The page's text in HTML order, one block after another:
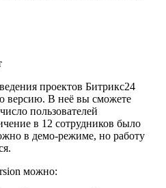
проектов Битрикс24
версию. В неё вы сможете
пользователей
в 12 сотрудников было
в демо-режиме, но работу
можно: